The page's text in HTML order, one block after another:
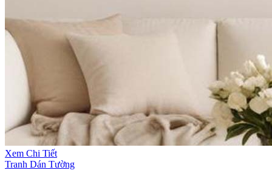
Xem Chi Tiết
Tranh Dán Tường